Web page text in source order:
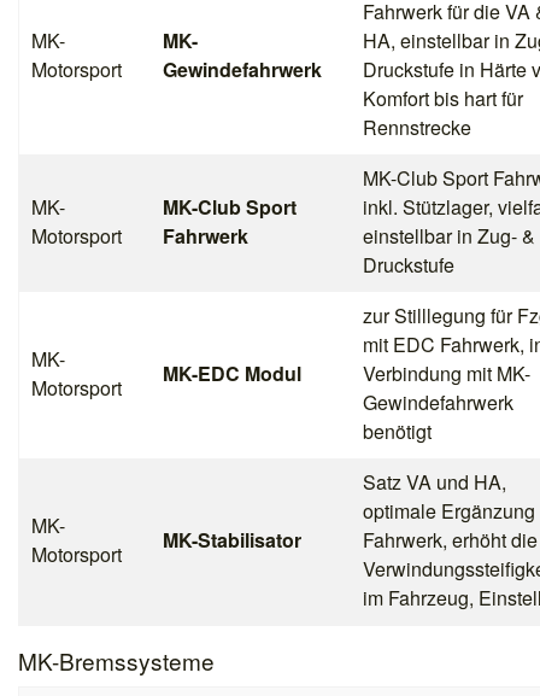
MK-
Motorsport
MK-
Gewindefahrwerk
Fahrwerk für die VA
HA, einstellbar in
Druckstufe in Härte
Komfort bis hart für
Rennstrecke
MK-
Motorsport
MK-Club Sport
Fahrwerk
MK-Club Sport
inkl. Stützlager,
einstellbar in Zug- &
Druckstufe
MK-
Motorsport
MK-EDC Modul
zur Stilllegung für
mit EDC Fahrwerk,
Verbindung mit MK-
Gewindefahrwerk
benötigt
MK-
Motorsport
MK-Stabilisator
Satz VA und HA,
optimale Ergänzung
Fahrwerk, erhöht die
im Fahrzeug,
MK-Bremssysteme